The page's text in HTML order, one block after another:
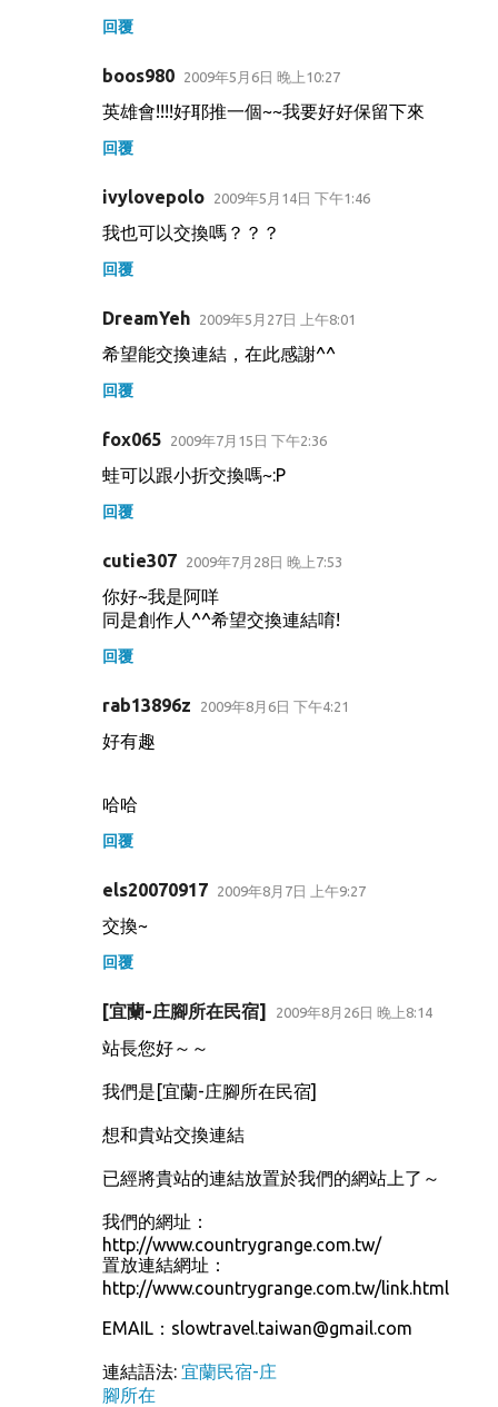
回覆
boos980 2009年5月6日 晚上10:27
英雄會!!!!好耶推一個~~我要好好保留下來
回覆
ivylovepolo 2009年5月14日 下午1:46
我也可以交換嗎？？？
回覆
DreamYeh 2009年5月27日 上午8:01
希望能交換連結，在此感謝^^
回覆
fox065 2009年7月15日 下午2:36
蛙可以跟小折交換嗎~:P
回覆
cutie307 2009年7月28日 晚上7:53
你好~我是阿咩
同是創作人^^希望交換連結唷!
回覆
rab13896z 2009年8月6日 下午4:21
好有趣
哈哈
回覆
els20070917 2009年8月7日 上午9:27
交換~
回覆
[宜蘭-庄腳所在民宿] 2009年8月26日 晚上8:14
站長您好～～
我們是[宜蘭-庄腳所在民宿]
想和貴站交換連結
已經將貴站的連結放置於我們的網站上了～
我們的網址：
http://www.countrygrange.com.tw/
置放連結網址：
http://www.countrygrange.com.tw/link.html
EMAIL：slowtravel.taiwan@gmail.com
連結語法: 宜蘭民宿-庄
腳所在